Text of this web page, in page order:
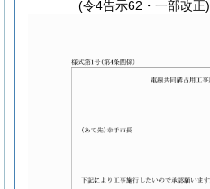
(令4告示62・一部改正)